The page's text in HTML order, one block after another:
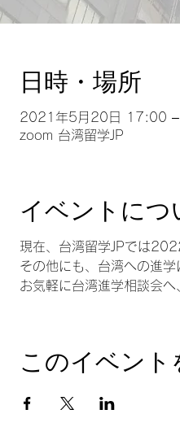
日時・場所
2021年5月20日 17:00
zoom 台湾留学JP
イベントにつ
現在、台湾留学JPでは
その他にも、台湾への進
お気軽に台湾進学相談会へ
このイベント